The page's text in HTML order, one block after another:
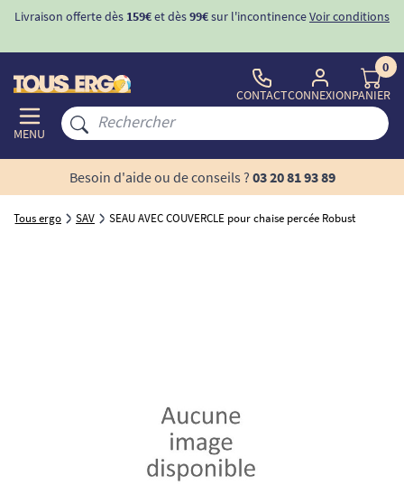
Livraison offerte dès 159€et dès99€sur l'incontinenceVoir conditions
MENU
CONTACTCONNEXION
0
PANIER
Besoin d'aide ou de conseils ? 03 20 81 93 89
Tous ergo SAV SEAU AVEC COUVERCLE pour chaise percée Robust